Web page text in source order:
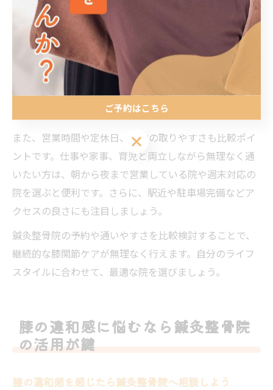
鍼灸整骨院の予約や通いやすさを比較検討
膝の痛みや関節の不調で通院を検討する際、鍼灸整骨院
の予約方法や通いやすさも重要な選定基準となります。
南福岡駅周辺には、電話やウェブ予約、LINE予約など多
様な予約方法を導入している院も多く、忙しい方でもス
ムーズに通院しやすい環境が整っています。
また、営業時間や定休日、予約の取りやすさも比較ポイ
ントです。仕事や家事、育児と両立しながら無理なく通
いたい方は、朝から夜まで営業している院や週末対応の
院を選ぶと便利です。さらに、駅近や駐車場完備などア
クセスの良さにも注目しましょう。
鍼灸整骨院の予約や通いやすさを比較検討することで、
継続的な膝関節ケアが無理なく行えます。自分のライフ
スタイルに合わせて、最適な院を選びましょう。
膝の違和感に悩むなら鍼灸整骨院
の活用が鍵
膝の違和感を感じたら鍼灸整骨院へ相談しよう
ご予約はこちら
ご予約はこちら